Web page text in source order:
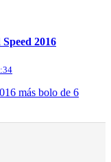
2016
más bolo de 6